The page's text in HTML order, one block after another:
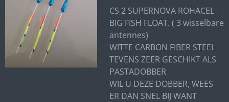
CS 2 SUPERNOVA ROHACEL
BIG FISH FLOAT. ( 3 wisselbare
antennes)
WITTE CARBON FIBER STEEL
TEVENS ZEER GESCHIKT ALS
PASTADOBBER
WIL U DEZE DOBBER, WEES
ER DAN SNEL BIJ WANT